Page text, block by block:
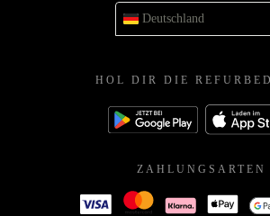
Deutschland
HOL DIR DIE
ZAHLUNGSARTEN